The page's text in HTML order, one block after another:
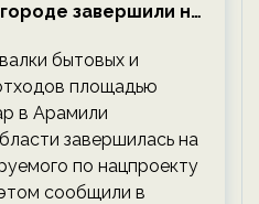
завершили на
на ECOportal
бытовых и
площадью
в Арамили
завершилась на
по нацпроекту
сообщили в